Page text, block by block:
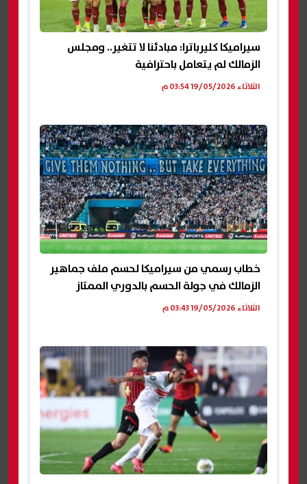
سيراميكا كليرباترا: مبادئنا لا تتغير.. ومجلس
الزمالك لم يتعامل باحترافية
الثلاثاء 19/05/2026 03:54 م
خطاب رسمي من سيراميكا لحسم ملف جماهير
الزمالك في جولة الحسم بالدوري الممتاز
الثلاثاء 19/05/2026 03:43 م